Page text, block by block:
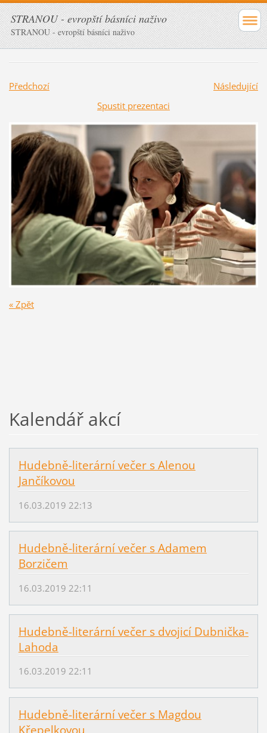
STRANOU - evropští básníci naživo
STRANOU - evropští básníci naživo
Předchozí
Následující
Spustit prezentaci
« Zpět
Kalendář akcí
Hudebně-literární večer s Alenou
Jančíkovou
16.03.2019 22:13
Hudebně-literární večer s Adamem
Borzičem
16.03.2019 22:11
Hudebně-literární večer s dvojicí Dubnička-
Lahoda
16.03.2019 22:11
Hudebně-literární večer s Magdou